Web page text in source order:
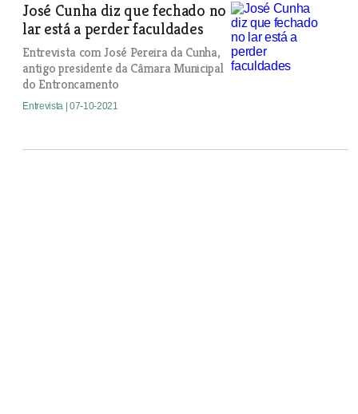
José Cunha diz que fechado no
lar está a perder faculdades
Entrevista com José Pereira da Cunha,
antigo presidente da Câmara Municipal
do Entroncamento
Entrevista | 07-10-2021